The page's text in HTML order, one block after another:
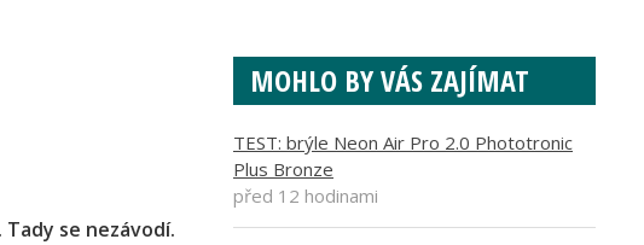
se nezávodí.
MOHLO BY VÁS ZAJÍMAT
TEST: brýle Neon Air Pro 2.0 Phototronic
Plus Bronze
před 12 hodinami